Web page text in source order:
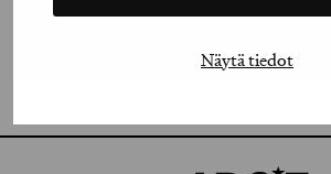
Näytä tiedot